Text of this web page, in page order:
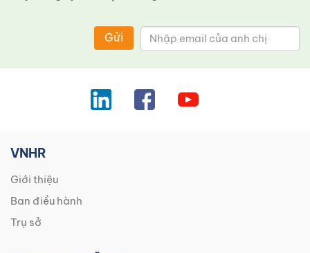
Gửi
VNHR
Giới thiệu
Ban điều hành
Trụ sở